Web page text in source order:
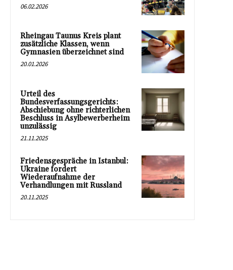
06.02.2026
Rheingau Taunus Kreis plant
zusätzliche Klassen, wenn
Gymnasien überzeichnet sind
20.01.2026
Urteil des
Bundesverfassungsgerichts:
Abschiebung ohne richterlichen
Beschluss in Asylbewerberheim
unzulässig
21.11.2025
Friedensgespräche in Istanbul:
Ukraine fordert
Wiederaufnahme der
Verhandlungen mit Russland
20.11.2025